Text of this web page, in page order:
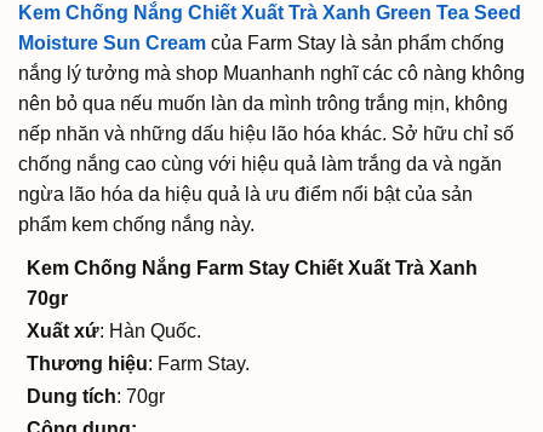
Kem Chống Nắng Chiết Xuất Trà Xanh Green Tea Seed
Moisture Sun Cream của Farm Stay là sản phẩm chống
nắng lý tưởng mà shop Muanhanh nghĩ các cô nàng không
nên bỏ qua nếu muốn làn da mình trông trắng mịn, không
nếp nhăn và những dấu hiệu lão hóa khác. Sở hữu chỉ số
chống nắng cao cùng với hiệu quả làm trắng da và ngăn
ngừa lão hóa da hiệu quả là ưu điểm nổi bật của sản
phẩm kem chống nắng này.
Kem Chống Nắng Farm Stay Chiết Xuất Trà Xanh
70gr
Xuất xứ: Hàn Quốc.
Thương hiệu: Farm Stay.
Dung tích: 70gr